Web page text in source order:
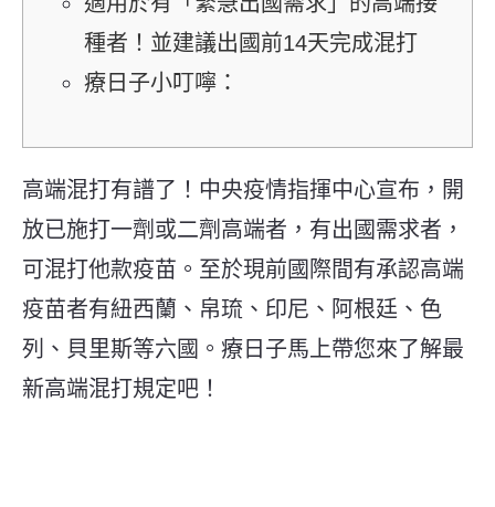
種者！並建議出國前14天完成混打
療日子小叮嚀：
高端混打有譜了！中央疫情指揮中心宣布，開
放已施打一劑或二劑高端者，有出國需求者，
可混打他款疫苗。至於現前國際間有承認高端
疫苗者有紐西蘭、帛琉、印尼、阿根廷、色
列、貝里斯等六國。療日子馬上帶您來了解最
新高端混打規定吧！